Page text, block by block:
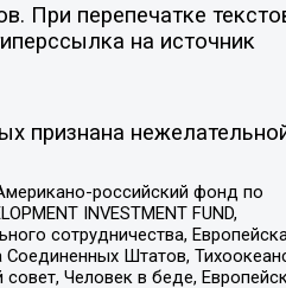
При перепечатке
на источник
признана
российский фонд по
INVESTMENT FUND,
сотрудничества,
Штатов,
Человек в беде,